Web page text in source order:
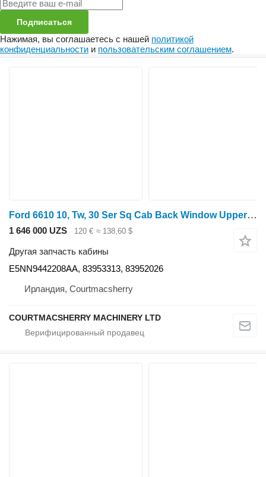
Подписаться
Нажимая, вы соглашаетесь с нашей политикой
конфиденциальности и пользовательским соглашением.
Ford 6610 10, Tw, 30 Ser Sq Cab Back Window Upper Frame E5nn9442208aa E5NN9442208AA для трактора колесного
1 646 000 UZS 120 € ≈ 138,60 $
Другая запчасть кабины
E5NN9442208AA, 83953313, 83952026
Ирландия, Courtmacsherry
COURTMACSHERRY MACHINERY LTD